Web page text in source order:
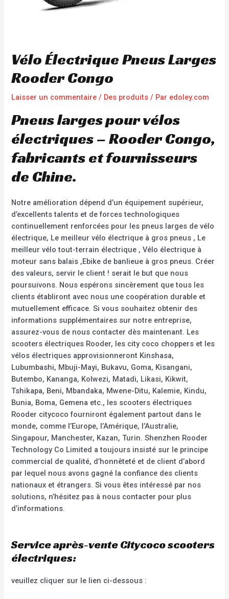
Vélo Électrique Pneus Larges
Rooder Congo
Laisser un commentaire / Des produits / Par edoley.com
Pneus larges pour vélos
électriques – Rooder Congo,
fabricants et fournisseurs
de Chine.
Notre amélioration dépend d’un équipement supérieur,
d’excellents talents et de forces technologiques
continuellement renforcées pour les pneus larges de vélo
électrique, Le meilleur vélo électrique à gros pneus , Le
meilleur vélo tout-terrain électrique , Vélo électrique à
moteur sans balais ,Ebike de banlieue à gros pneus. Créer
des valeurs, servir le client ! serait le but que nous
poursuivons. Nous espérons sincèrement que tous les
clients établiront avec nous une coopération durable et
mutuellement efficace. Si vous souhaitez obtenir des
informations supplémentaires sur notre entreprise,
assurez-vous de nous contacter dès maintenant. Les
scooters électriques Rooder, les city coco choppers et les
vélos électriques approvisionneront Kinshasa,
Lubumbashi, Mbuji-Mayi, Bukavu, Goma, Kisangani,
Butembo, Kananga, Kolwezi, Matadi, Likasi, Kikwit,
Tshikapa, Beni, Mbandaka, Mwene-Ditu, Kalemie, Kindu,
Bunia, Boma, Gemena etc., les scooters électriques
Rooder citycoco fourniront également partout dans le
monde, comme l’Europe, l’Amérique, l’Australie,
Singapour, Manchester, Kazan, Turin. Shenzhen Rooder
Technology Co Limited a toujours insisté sur le principe
commercial de qualité, d’honnêteté et de client d’abord
par lequel nous avons gagné la confiance des clients
nationaux et étrangers. Si vous êtes intéressé par nos
solutions, n’hésitez pas à nous contacter pour plus
d’informations.
Service après-vente Citycoco scooters
électriques:
veuillez cliquer sur le lien ci-dessous :